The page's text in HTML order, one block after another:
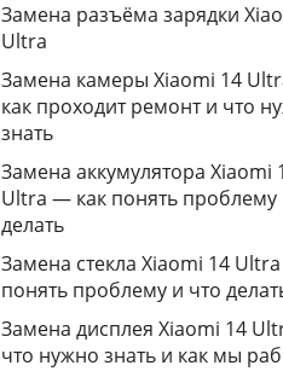
Замена разъёма зарядки
Ultra
Замена камеры Xiaomi 14
как проходит ремонт и что
знать
Замена аккумулятора Xiaomi
Ultra — как понять проблему
делать
Замена стекла Xiaomi 14
понять проблему и что
Замена дисплея Xiaomi 14
что нужно знать и как мы